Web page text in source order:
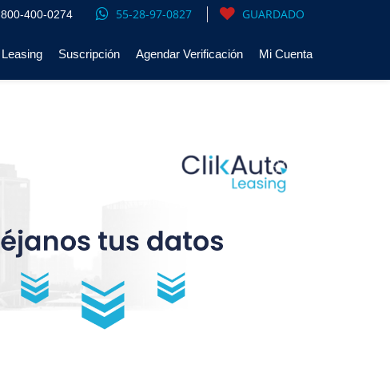
800-400-0274 55-28-97-0827 GUARDADO
Leasing Suscripción Agendar Verificación Mi Cuenta